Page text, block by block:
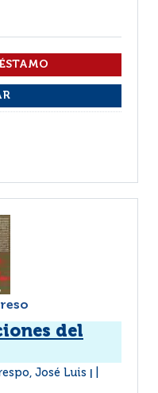
del
José Luis